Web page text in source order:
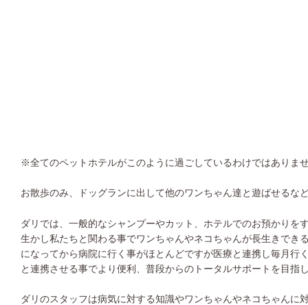
※全てのペットホテルがこのように過ごしているわけではありま
お散歩のみ、ドッグランに出して他のワンちゃん達と遊ばせるな
ダリでは、一般的なシャンプーやカット、ホテルでのお預かりを
生かし私たちと関わる事でワンちゃんやネコちゃんが長生きで
になってから病院に行く事がほとんどですが医療と連携し毎月行
と連携させる事でより便利、普段からのトータルサポートを目指
ダリのスタッフは病気に対する知識やワンちゃんやネコちゃんに